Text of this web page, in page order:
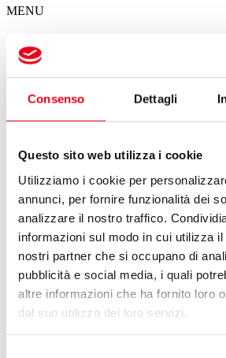
Consenso Dettagli
Questo sito web utilizza i cookie
Utilizziamo i cookie per
annunci, per fornire funzionalità dei
analizzare il nostro traffico.
informazioni sul modo in cui utilizza
nostri partner che si occupano di
pubblicità e social media, i quali
altre informazioni che ha fornito loro
dal suo utilizzo dei loro servizi.
MENU
Il calendario degli
Spettacoli in questa settimana
Non ci sono eventi in programma per
VEDI ARCHIVIO SPETTACOLI
Agosto 2026
Vedi:
Calendario Lista
LUN
MAR MER GIO SAB
DOM
28
03
07
10
11 12 13 14 15
16
17
18 19 20 21 22
24
25 26 27 28 29
30